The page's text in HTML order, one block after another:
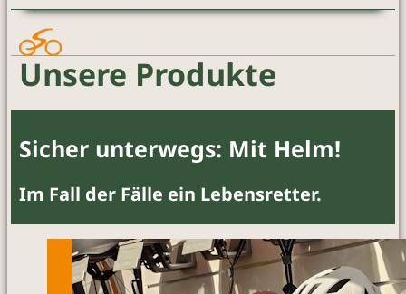
Unsere Produkte
Sicher unterwegs: Mit Helm!
Im Fall der Fälle ein Lebensretter.